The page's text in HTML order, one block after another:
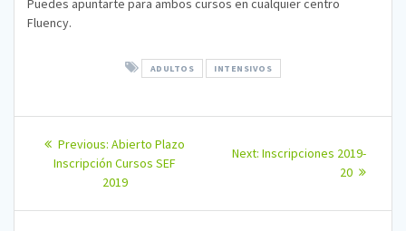
Puedes apuntarte para ambos cursos en cualquier centro
Fluency.
ADULTOS INTENSIVOS
Navegación
entradas
Previous: Previous
post:
Abierto Plazo
Inscripción Cursos SEF
2019
Next: Next
Inscripciones 2019-
20